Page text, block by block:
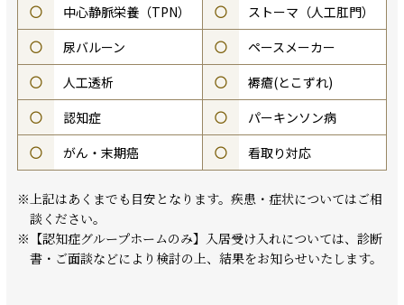
○
中心静脈栄養（TPN） ○
ストーマ（人工肛門）
○
尿バルーン ○
ペースメーカー
○
人工透析 ○
褥瘡(とこずれ)
○
認知症 ○
パーキンソン病
○
がん・末期癌 ○ 看取り対応
※上記はあくまでも目安となります。疾患・症状についてはご相
談ください。
※【認知症グループホームのみ】入居受け入れについては、診断
書・ご面談などにより検討の上、結果をお知らせいたします。